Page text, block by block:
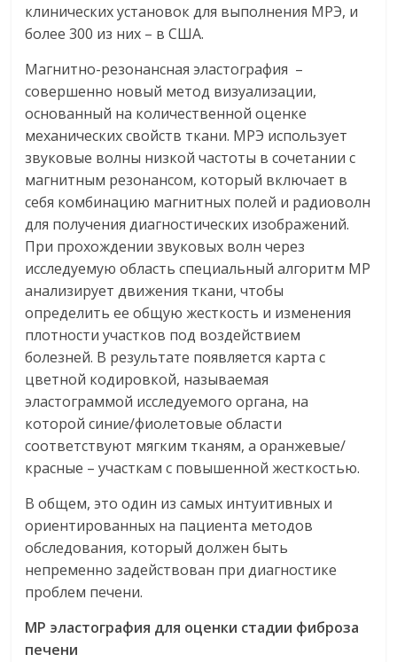
клинических установок для выполнения МРЭ, и
более 300 из них – в США.
Магнитно-резонансная эластография –
совершенно новый метод визуализации,
основанный на количественной оценке
механических свойств ткани. МРЭ использует
звуковые волны низкой частоты в сочетании с
магнитным резонансом, который включает в
себя комбинацию магнитных полей и радиоволн
для получения диагностических изображений.
При прохождении звуковых волн через
исследуемую область специальный алгоритм МР
анализирует движения ткани, чтобы
определить ее общую жесткость и изменения
плотности участков под воздействием
болезней. В результате появляется карта с
цветной кодировкой, называемая
эластограммой исследуемого органа, на
которой синие/фиолетовые области
соответствуют мягким тканям, а оранжевые/
красные – участкам с повышенной жесткостью.
В общем, это один из самых интуитивных и
ориентированных на пациента методов
обследования, который должен быть
непременно задействован при диагностике
проблем печени.
МР эластография для оценки стадии фиброза
печени